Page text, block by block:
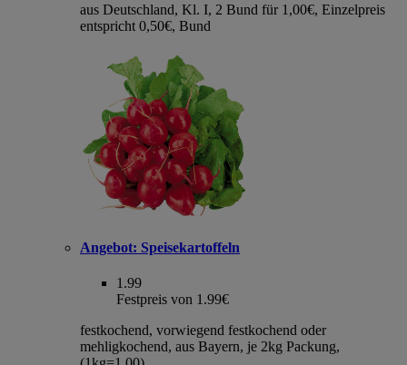
aus Deutschland, Kl. I, 2 Bund für 1,00€, Einzelpreis
entspricht 0,50€, Bund
Angebot: Speisekartoffeln
1.99
Festpreis von 1.99€
festkochend, vorwiegend festkochend oder
mehligkochend, aus Bayern, je 2kg Packung,